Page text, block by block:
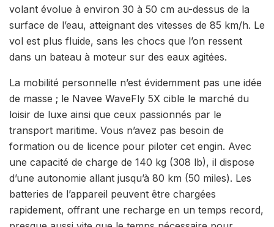
volant évolue à environ 30 à 50 cm au-dessus de la
surface de l’eau, atteignant des vitesses de 85 km/h. Le
vol est plus fluide, sans les chocs que l’on ressent
dans un bateau à moteur sur des eaux agitées.
La mobilité personnelle n’est évidemment pas une idée
de masse ; le Navee WaveFly 5X cible le marché du
loisir de luxe ainsi que ceux passionnés par le
transport maritime. Vous n’avez pas besoin de
formation ou de licence pour piloter cet engin. Avec
une capacité de charge de 140 kg (308 lb), il dispose
d’une autonomie allant jusqu’à 80 km (50 miles). Les
batteries de l’appareil peuvent être chargées
rapidement, offrant une recharge en un temps record,